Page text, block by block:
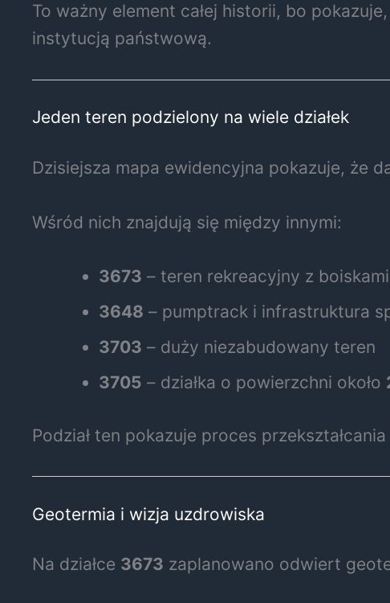
To ważny element całej historii, bo
instytucją państwową.
Jeden teren podzielony na wiele działek
Dzisiejsza mapa ewidencyjna pokazuje, że
Wśród nich znajdują się między innymi:
3673 – teren rekreacyjny z
3648 – pumptrack i infrastruktura
3703 – duży niezabudowany teren
3705 – działka o powierzchni około
Podział ten pokazuje proces
Geotermia i wizja uzdrowiska
Na działce 3673 zaplanowano odwiert